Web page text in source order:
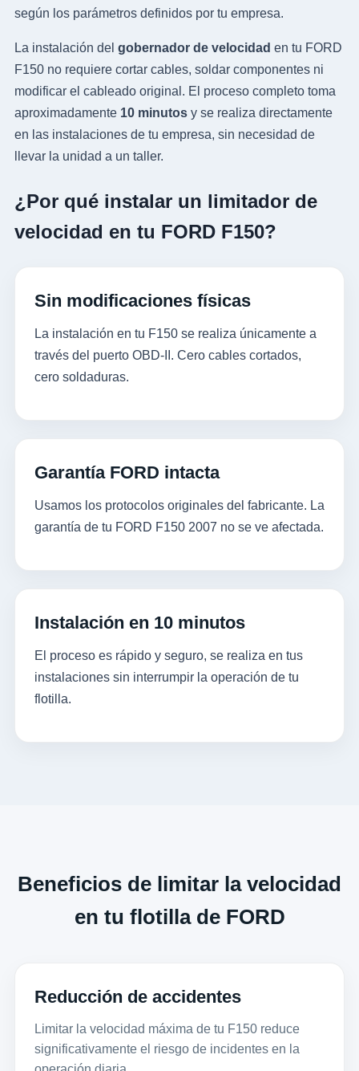
según los parámetros definidos por tu empresa.
La instalación del gobernador de velocidad en tu FORD
F150 no requiere cortar cables, soldar componentes ni
modificar el cableado original. El proceso completo toma
aproximadamente 10 minutosy se realiza directamente
en las instalaciones de tu empresa, sin necesidad de
llevar la unidad a un taller.
¿Por qué instalar un limitador de
velocidad en tu FORD F150?
Sin modificaciones físicas
La instalación en tu F150 se realiza únicamente a
través del puerto OBD-II. Cero cables cortados,
cero soldaduras.
Garantía FORD intacta
Usamos los protocolos originales del fabricante. La
garantía de tu FORD F150 2007 no se ve afectada.
Instalación en 10 minutos
El proceso es rápido y seguro, se realiza en tus
instalaciones sin interrumpir la operación de tu
flotilla.
Beneficios de limitar la velocidad
en tu flotilla de FORD
Reducción de accidentes
Limitar la velocidad máxima de tu F150 reduce
significativamente el riesgo de incidentes en la